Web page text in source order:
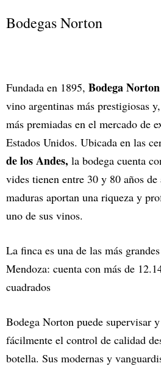
Bodegas Norton
Fundada en 1895, Bodega Norton
vino argentinas más prestigiosas
más premiadas en el mercado de
Estados Unidos. Ubicada en las
de los Andes, la bodega cuenta
vides tienen entre 30 y 80 años
maduras aportan una riqueza y
uno de sus vinos.
La finca es una de las más
Mendoza: cuenta con más de
cuadrados
Bodega Norton puede supervisar
fácilmente el control de calidad
botella. Sus modernas y